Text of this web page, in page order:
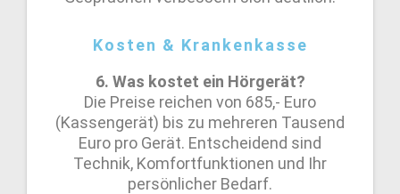
Kosten & Krankenkasse
6. Was kostet ein Hörgerät?
Die Preise reichen von 685,- Euro
(Kassengerät) bis zu mehreren Tausend
Euro pro Gerät. Entscheidend sind
Technik, Komfortfunktionen und Ihr
persönlicher Bedarf.